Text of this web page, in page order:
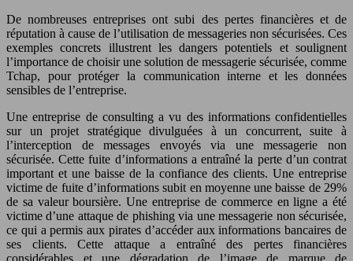
De nombreuses entreprises ont subi des pertes financières et de
réputation à cause de l’utilisation de messageries non sécurisées. Ces
exemples concrets illustrent les dangers potentiels et soulignent
l’importance de choisir une solution de messagerie sécurisée, comme
Tchap, pour protéger la communication interne et les données
sensibles de l’entreprise.
Une entreprise de consulting a vu des informations confidentielles
sur un projet stratégique divulguées à un concurrent, suite à
l’interception de messages envoyés via une messagerie non
sécurisée. Cette fuite d’informations a entraîné la perte d’un contrat
important et une baisse de la confiance des clients. Une entreprise
victime de fuite d’informations subit en moyenne une baisse de 29%
de sa valeur boursière. Une entreprise de commerce en ligne a été
victime d’une attaque de phishing via une messagerie non sécurisée,
ce qui a permis aux pirates d’accéder aux informations bancaires de
ses clients. Cette attaque a entraîné des pertes financières
considérables et une dégradation de l’image de marque de